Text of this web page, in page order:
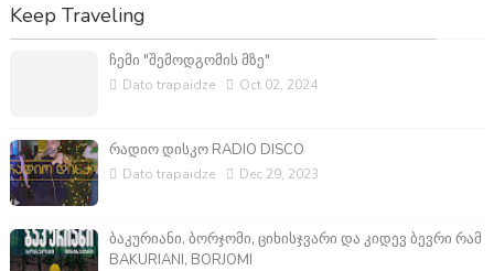
Keep Traveling
ჩემი "შემოდგომის მზე"
Dato trapaidze Oct 02, 2024
რადიო დისკო RADIO DISCO
Dato trapaidze Dec 29, 2023
ბაკურიანი, ბორჯომი, ციხისჯვარი და კიდევ ბევრი რამ
BAKURIANI, BORJOMI